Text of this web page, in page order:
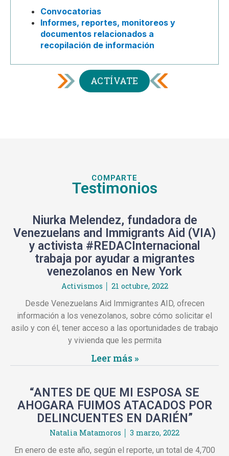
Convocatorias
Informes, reportes, monitoreos y
documentos relacionados a
recopilación de información
ACTÍVATE
COMPARTE
Testimonios
Niurka Melendez, fundadora de
Venezuelans and Immigrants Aid (VIA)
y activista #REDACInternacional
trabaja por ayudar a migrantes
venezolanos en New York
Activismos
21 octubre, 2022
Desde Venezuelans Aid Immigrantes AID, ofrecen
información a los venezolanos, sobre cómo solicitar el
asilo y con él, tener acceso a las oportunidades de trabajo
y vivienda que les permita
Leer más »
“ANTES DE QUE MI ESPOSA SE
AHOGARA FUIMOS ATACADOS POR
DELINCUENTES EN DARIÉN”
Natalia Matamoros
3 marzo, 2022
En enero de este año, según el reporte, un total de 4,700